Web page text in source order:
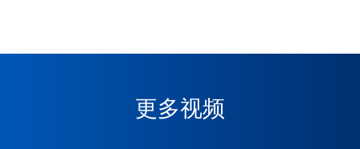
更多视频